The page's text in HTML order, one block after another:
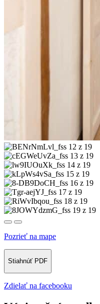
12 z 19
13 z 19
14 z 19
15 z 19
16 z 19
17 z 19
18 z 19
19 z 19
Pozrieť na mape
Stiahnúť PDF
Zdielať na facebooku